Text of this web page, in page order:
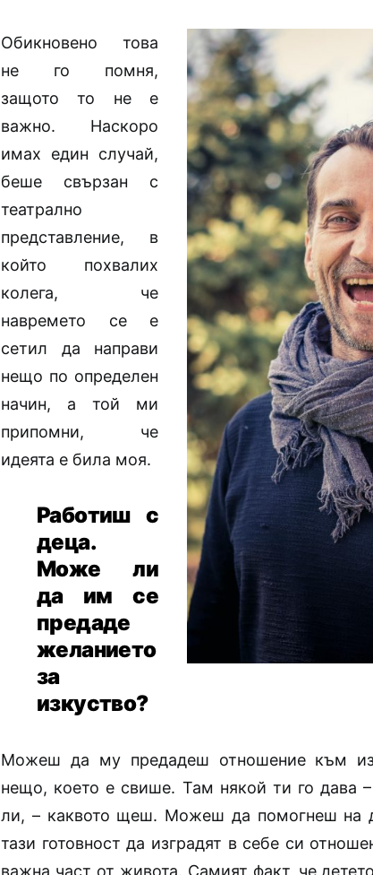
Обикновено това
не го помня,
защото то не е
важно. Наскоро
имах един случай,
беше свързан с
театрално
представление, в
който похвалих
колега, че
навремето се е
сетил да направи
нещо по определен
начин, а той ми
припомни, че
идеята е била моя.
Работиш с
деца.
Може ли
да им се
предаде
желанието
за
изкуство?
Можеш да му предадеш отношение към
нещо, което е свише. Там някой ти го дава
ли, – каквото щеш. Можеш да помогнеш на
тази готовност да изградят в себе си
важна част от живота. Самият факт, че